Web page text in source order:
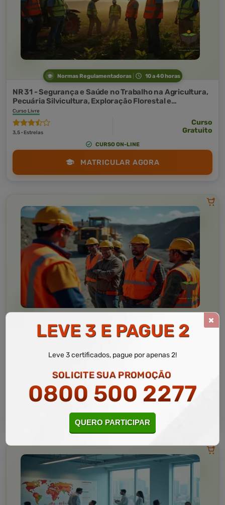
Normas Regulamentadoras 10 a 40 horas
NR 31 - Segurança e Saúde no Trabalho na Agricultura,
Pecuária Silvicultura, Exploração Florestal e
Aquicultura
Curso Livre
3,5 · Estrelas
Curso
Gratuito
CURSO ON-LINE
MATRICULAR AGORA
Normas Regulamentadoras 10 a 40 horas
NR 22 - Segurança e Saúde Ocupacional na Mineração
CURSO ON-LINE
MATRICULAR AGORA
LEVE 3 E PAGUE 2
Leve 3 certificados, pague por apenas 2!
SOLICITE SUA PROMOÇÃO
0800 500 2277
QUERO PARTICIPAR